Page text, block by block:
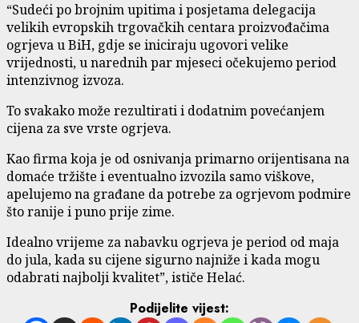
“Sudeći po brojnim upitima i posjetama delegacija
velikih evropskih trgovačkih centara proizvođačima
ogrjeva u BiH, gdje se iniciraju ugovori velike
vrijednosti, u narednih par mjeseci očekujemo period
intenzivnog izvoza.
To svakako može rezultirati i dodatnim povećanjem
cijena za sve vrste ogrjeva.
Kao firma koja je od osnivanja primarno orijentisana na
domaće tržište i eventualno izvozila samo viškove,
apelujemo na građane da potrebe za ogrjevom podmire
što ranije i puno prije zime.
Idealno vrijeme za nabavku ogrjeva je period od maja
do jula, kada su cijene sigurno najniže i kada mogu
odabrati najbolji kvalitet”, ističe Helać.
Podijelite vijest: